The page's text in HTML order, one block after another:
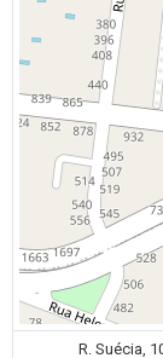
R. Suécia,